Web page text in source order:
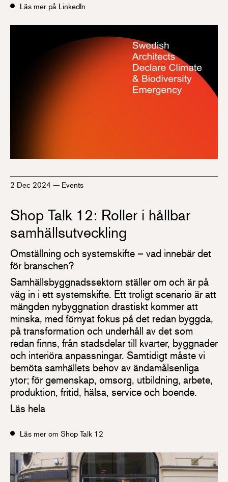
Läs mer på LinkedIn
2 Dec 2024 — Events
Shop Talk 12: Roller i hållbar
samhällsutveckling
Omställning och systemskifte – vad innebär det
för branschen?
Samhällsbyggnadssektorn ställer om och är på
väg in i ett systemskifte. Ett troligt scenario är att
mängden nybyggnation drastiskt kommer att
minska, med förnyat fokus på det redan byggda,
på transformation och underhåll av det som
redan finns, från stadsdelar till kvarter, byggnader
och interiöra anpassningar. Samtidigt måste vi
bemöta samhällets behov av ändamålsenliga
ytor; för gemenskap, omsorg, utbildning, arbete,
produktion, fritid, hälsa, service och boende.
Läs hela
Läs mer om Shop Talk 12